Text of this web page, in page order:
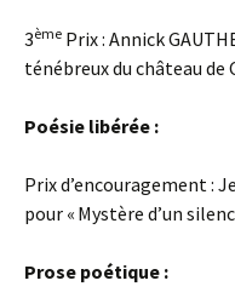
3ème Prix : Annick
ténébreux du château de
Poésie libérée :
Prix d’encouragement :
pour « Mystère d’un
Prose poétique :